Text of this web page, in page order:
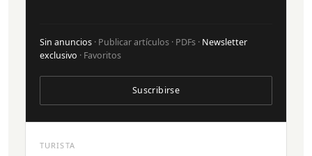
TURISTA
Sin anuncios · Publicar artículos · PDFs · Newsletter
exclusivo · Favoritos
Suscribirse